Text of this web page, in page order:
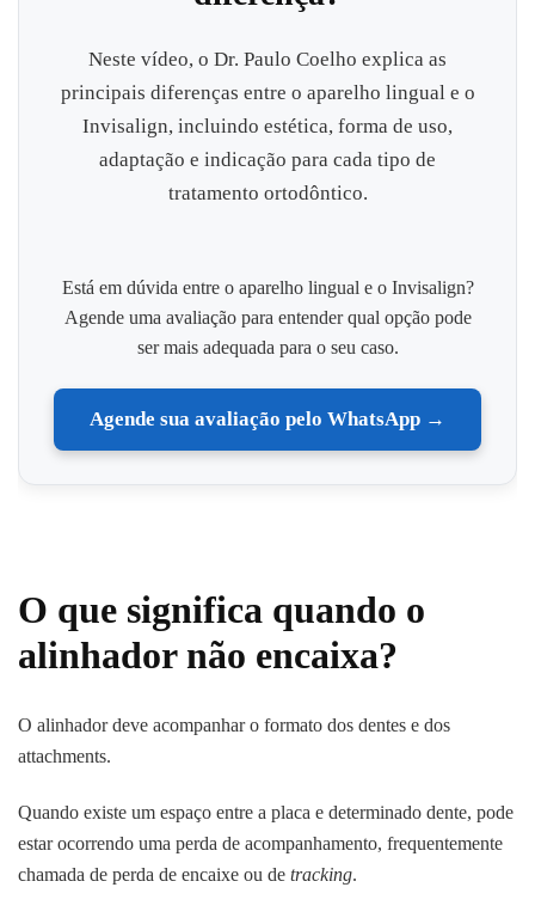
Neste vídeo, o Dr. Paulo Coelho explica as
principais diferenças entre o aparelho lingual e o
Invisalign, incluindo estética, forma de uso,
adaptação e indicação para cada tipo de
tratamento ortodôntico.
Está em dúvida entre o aparelho lingual e o Invisalign?
Agende uma avaliação para entender qual opção pode
ser mais adequada para o seu caso.
Agende sua avaliação pelo WhatsApp →
O que significa quando o
alinhador não encaixa?
O alinhador deve acompanhar o formato dos dentes e dos
attachments.
Quando existe um espaço entre a placa e determinado dente, pode
estar ocorrendo uma perda de acompanhamento, frequentemente
chamada de perda de encaixe ou de tracking.